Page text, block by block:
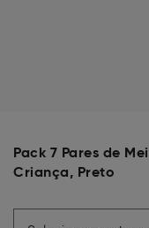
Pack 7 Pares de
Criança, Preto